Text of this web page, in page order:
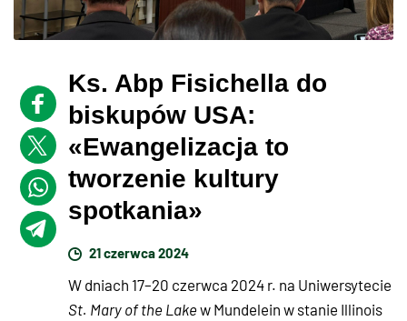
Ks. Abp Fisichella do
biskupów USA:
«Ewangelizacja to
tworzenie kultury
spotkania»
21 czerwca 2024
W dniach 17–20 czerwca 2024 r. na Uniwersytecie
St. Mary of the Lakew Mundelein w stanie Illinois